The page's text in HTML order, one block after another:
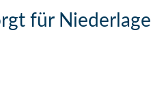
für Niederlage